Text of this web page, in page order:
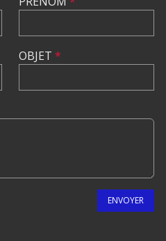
OBJET *
ENVOYER